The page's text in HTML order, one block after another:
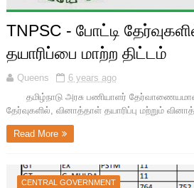
TNPSC - போட்டி
தயாரிப்பை மாற்ற திட்டம்
Queens
6 years ago
தமிழ்நாடு அரசு பணியாளர்
தேர்வுகளில், வினாத்தாள் தயாரிப்பு மற்றும்
Read More
CENTRAL GOVERNMENT